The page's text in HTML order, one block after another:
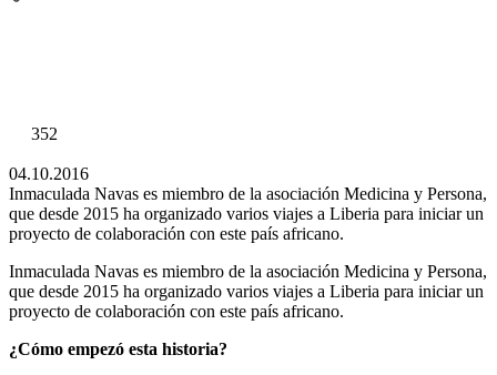
352
04.10.2016
Inmaculada Navas es miembro de la asociación Medicina y Persona,
que desde 2015 ha organizado varios viajes a Liberia para iniciar un
proyecto de colaboración con este país africano.
Inmaculada Navas es miembro de la asociación Medicina y Persona,
que desde 2015 ha organizado varios viajes a Liberia para iniciar un
proyecto de colaboración con este país africano.
¿Cómo empezó esta historia?